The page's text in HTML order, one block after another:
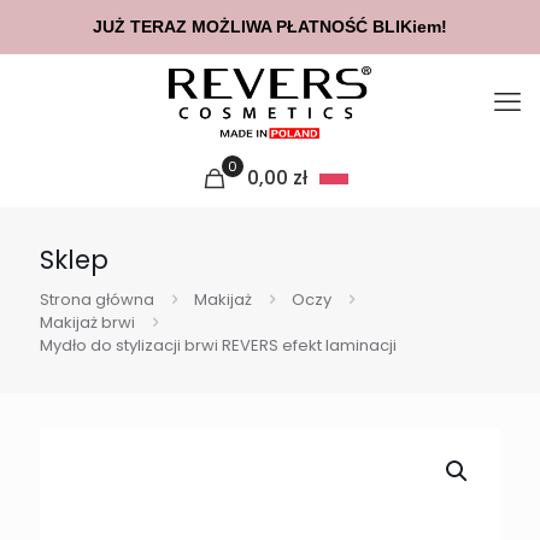
0 0,00 zł
Sklep
Strona główna Makijaż
Oczy
Makijaż brwi
Mydło do stylizacji brwi REVERS efekt laminacji
JUŻ TERAZ MOŻLIWA PŁATNOŚĆ BLIKiem!